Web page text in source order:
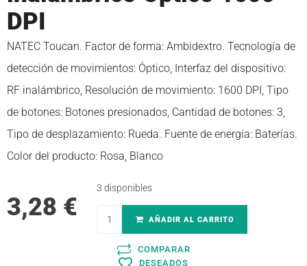
DPI
NATEC Toucan. Factor de forma: Ambidextro. Tecnología de
detección de movimientos: Óptico, Interfaz del dispositivo:
RF inalámbrico, Resolución de movimiento: 1600 DPI, Tipo
de botones: Botones presionados, Cantidad de botones: 3,
Tipo de desplazamiento: Rueda. Fuente de energía: Baterías.
Color del producto: Rosa, Blanco
3,28 €
3 disponibles
AÑADIR AL CARRITO
COMPARAR
DESEADOS